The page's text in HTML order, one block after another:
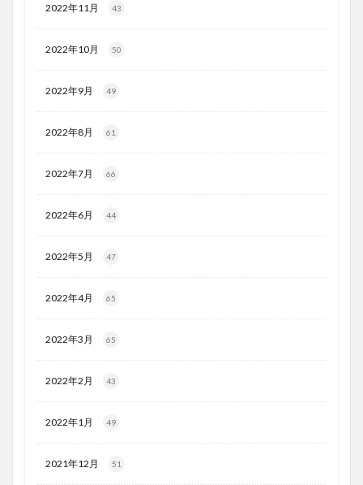
2022年11月 43
2022年10月 50
2022年9月 49
2022年8月 61
2022年7月 66
2022年6月 44
2022年5月 47
2022年4月 65
2022年3月 65
2022年2月 43
2022年1月 49
2021年12月 51